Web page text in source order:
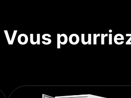
Vous